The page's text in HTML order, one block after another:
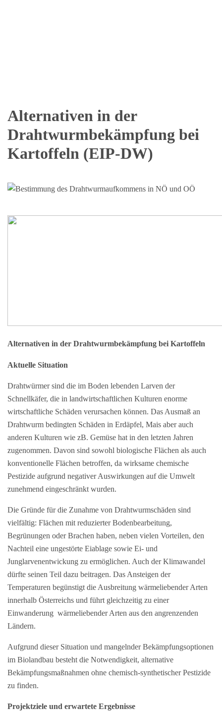
Alternativen in der
Drahtwurmbekämpfung bei
Kartoffeln (EIP-DW)
Alternativen in der Drahtwurmbekämpfung bei Kartoffeln
Aktuelle Situation
Drahtwürmer sind die im Boden lebenden Larven der
Schnellkäfer, die in landwirtschaftlichen Kulturen enorme
wirtschaftliche Schäden verursachen können. Das Ausmaß an
Drahtwurm bedingten Schäden in Erdäpfel, Mais aber auch
anderen Kulturen wie zB. Gemüse hat in den letzten Jahren
zugenommen. Davon sind sowohl biologische Flächen als auch
konventionelle Flächen betroffen, da wirksame chemische
Pestizide aufgrund negativer Auswirkungen auf die Umwelt
zunehmend eingeschränkt wurden.
Die Gründe für die Zunahme von Drahtwurmschäden sind
vielfältig: Flächen mit reduzierter Bodenbearbeitung,
Begrünungen oder Brachen haben, neben vielen Vorteilen, den
Nachteil eine ungestörte Eiablage sowie Ei- und
Junglarvenentwickung zu ermöglichen. Auch der Klimawandel
dürfte seinen Teil dazu beitragen. Das Ansteigen der
Temperaturen begünstigt die Ausbreitung wärmeliebender Arten
innerhalb Österreichs und führt gleichzeitig zu einer
Einwanderung wärmeliebender Arten aus den angrenzenden
Ländern.
Aufgrund dieser Situation und mangelnder Bekämpfungsoptionen
im Biolandbau besteht die Notwendigkeit, alternative
Bekämpfungsmaßnahmen ohne chemisch-synthetischer Pestizide
zu finden.
Projektziele und erwartete Ergebnisse